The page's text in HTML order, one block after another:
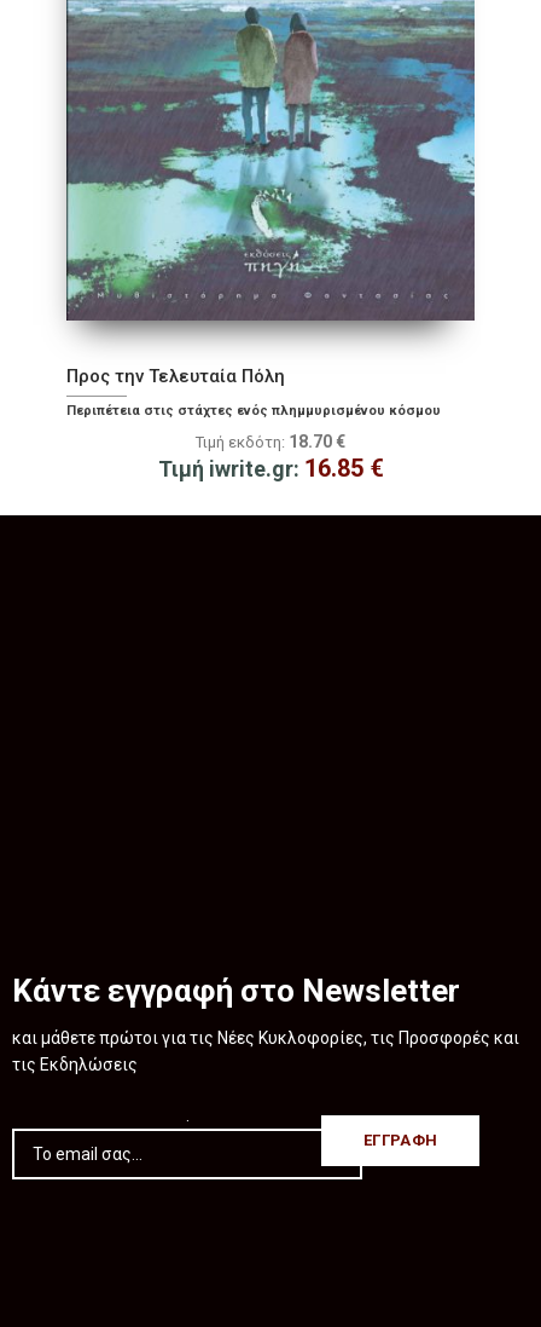
Προς την Τελευταία Πόλη
Περιπέτεια στις στάχτες ενός πλημμυρισμένου κόσμου
Τιμή εκδότη: 18.70 €
Τιμή iwrite.gr: 16.85 €
Κάντε εγγραφή στο Newsletter
και μάθετε πρώτοι για τις Νέες Κυκλοφορίες, τις Προσφορές και
τις Εκδηλώσεις
.